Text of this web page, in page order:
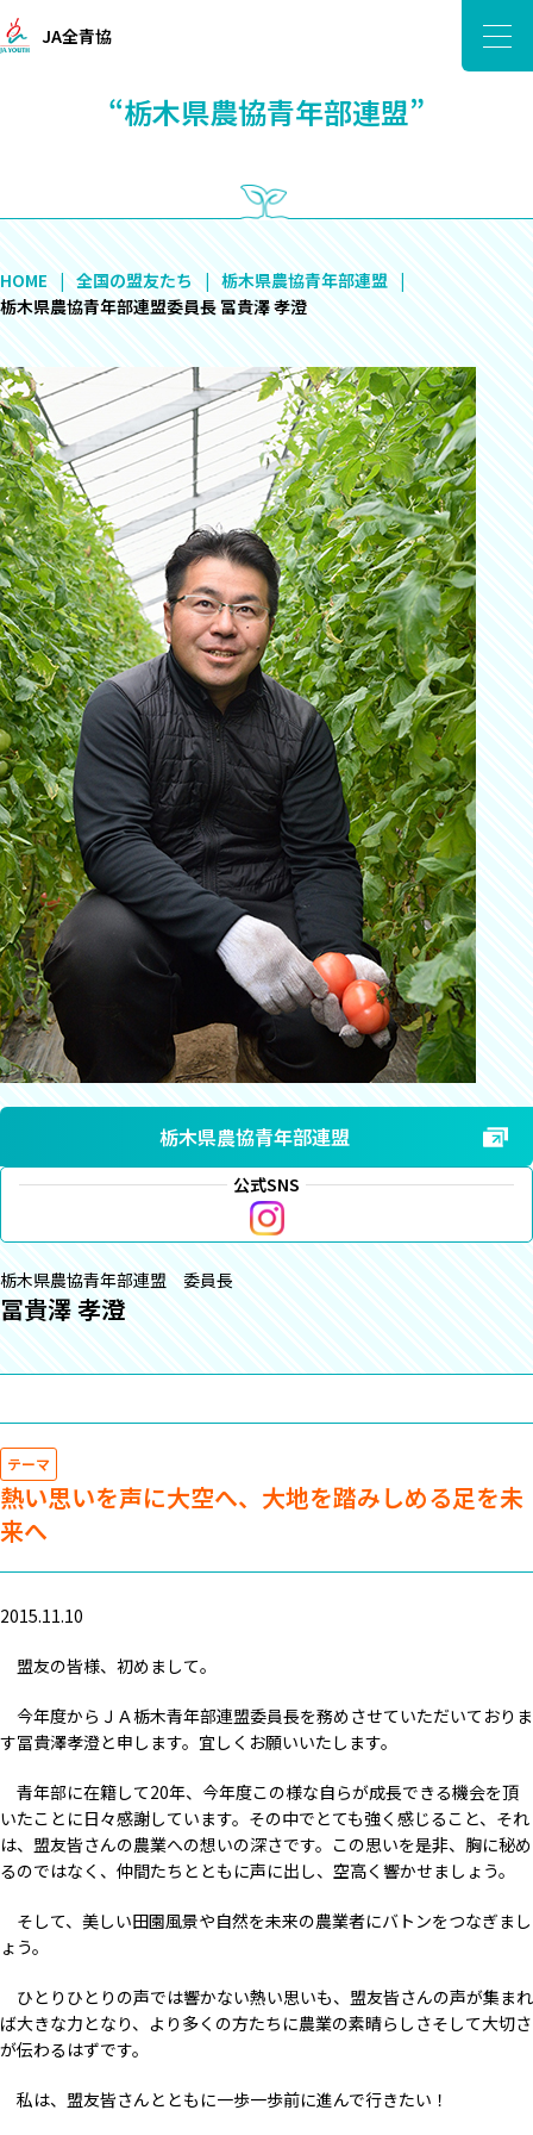
JA全青協
“栃木県農協青年部連盟”
HOME 全国の盟友たち
栃木県農協青年部連盟
栃木県農協青年部連盟委員長 冨貴澤 孝澄
栃木県農協青年部連盟
公式SNS
栃木県農協青年部連盟 委員長
冨貴澤 孝澄
テーマ
熱い思いを声に大空へ、大地を踏みしめる足を未
来へ
2015.11.10
盟友の皆様、初めまして。
今年度からＪＡ栃木青年部連盟委員長を務めさせていただいておりま
す冨貴澤孝澄と申します。宜しくお願いいたします。
青年部に在籍して20年、今年度この様な自らが成長できる機会を頂
いたことに日々感謝しています。その中でとても強く感じること、それ
は、盟友皆さんの農業への想いの深さです。この思いを是非、胸に秘め
るのではなく、仲間たちとともに声に出し、空高く響かせましょう。
そして、美しい田園風景や自然を未来の農業者にバトンをつなぎまし
ょう。
ひとりひとりの声では響かない熱い思いも、盟友皆さんの声が集まれ
ば大きな力となり、より多くの方たちに農業の素晴らしさそして大切さ
が伝わるはずです。
私は、盟友皆さんとともに一歩一歩前に進んで行きたい！